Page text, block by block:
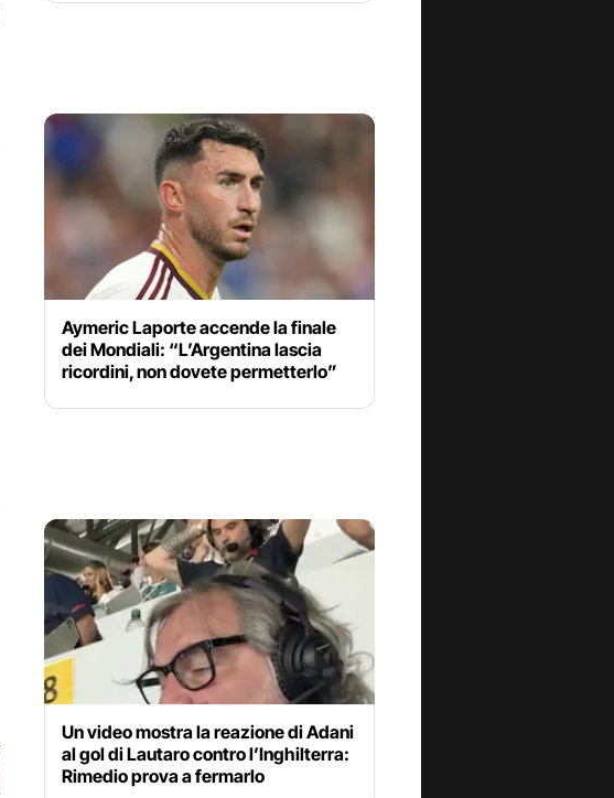
Aymeric Laporte accende la finale
dei Mondiali: “L’Argentina lascia
ricordini, non dovete permetterlo”
Un video mostra la reazione di Adani
al gol di Lautaro contro l’Inghilterra:
Rimedio prova a fermarlo